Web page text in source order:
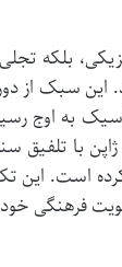
بلکه
سبک از
به اوج
با تلفیق
است. این
فرهنگی